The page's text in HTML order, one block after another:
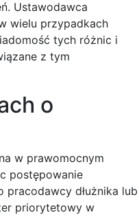
Ustawodawca
wielu przypadkach
tych różnic i
z tym
o
w prawomocnym
postępowanie
dłużnika lub
priorytetowy w